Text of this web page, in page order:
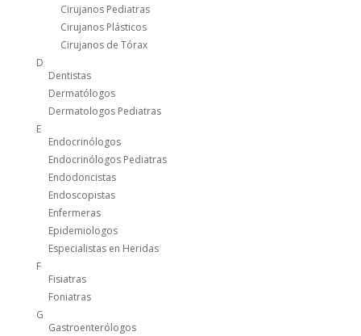
Cirujanos Pediatras
Cirujanos Plásticos
Cirujanos de Tórax
D
Dentistas
Dermatólogos
Dermatologos Pediatras
E
Endocrinólogos
Endocrinólogos Pediatras
Endodoncistas
Endoscopistas
Enfermeras
Epidemiologos
Especialistas en Heridas
F
Fisiatras
Foniatras
G
Gastroenterólogos